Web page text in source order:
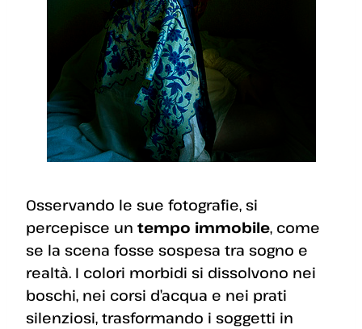
Osservando le sue fotografie, si
percepisce un tempo immobile, come
se la scena fosse sospesa tra sogno e
realtà. I colori morbidi si dissolvono nei
boschi, nei corsi d’acqua e nei prati
silenziosi, trasformando i soggetti in